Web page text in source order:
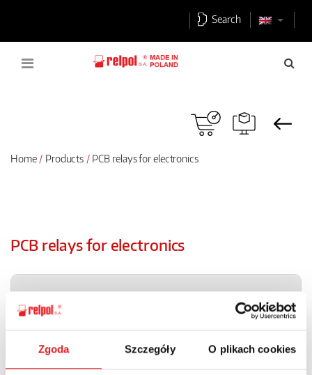
Zgoda Szczegóły O plikach cookies
Search
Home Products PCB relays for electronics
PCB relays for electronics